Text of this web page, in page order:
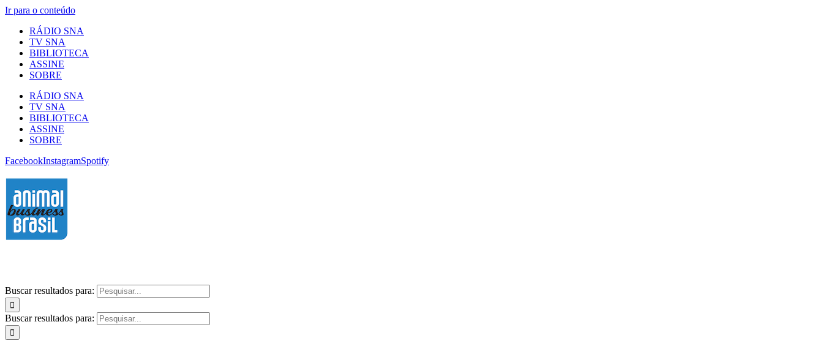
Ir para o conteúdo
RÁDIO SNA
TV SNA
BIBLIOTECA
ASSINE
SOBRE
RÁDIO SNA
TV SNA
BIBLIOTECA
ASSINE
SOBRE
FacebookInstagramSpotify
Buscar resultados para:
Buscar resultados para: